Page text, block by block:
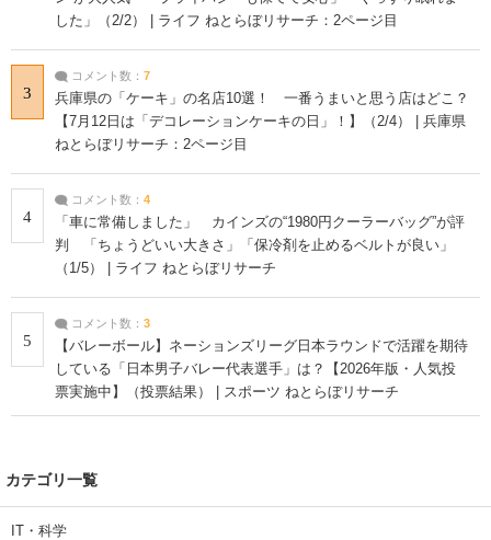
した」（2/2） | ライフ ねとらぼリサーチ：2ページ目
3
コメント数： 7
兵庫県の「ケーキ」の名店10選！ 一番うまいと思う店はどこ？
【7月12日は「デコレーションケーキの日」！】（2/4） | 兵庫県
ねとらぼリサーチ：2ページ目
4
コメント数： 4
「車に常備しました」 カインズの“1980円クーラーバッグ”が評
判 「ちょうどいい大きさ」「保冷剤を止めるベルトが良い」
（1/5） | ライフ ねとらぼリサーチ
5
コメント数： 3
【バレーボール】ネーションズリーグ日本ラウンドで活躍を期待
している「日本男子バレー代表選手」は？【2026年版・人気投
票実施中】（投票結果） | スポーツ ねとらぼリサーチ
カテゴリ一覧
IT・科学